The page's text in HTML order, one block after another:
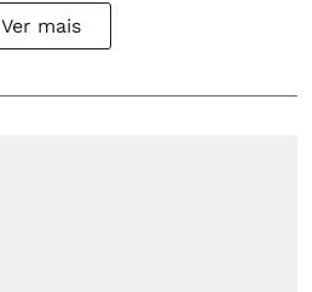
Ver mais